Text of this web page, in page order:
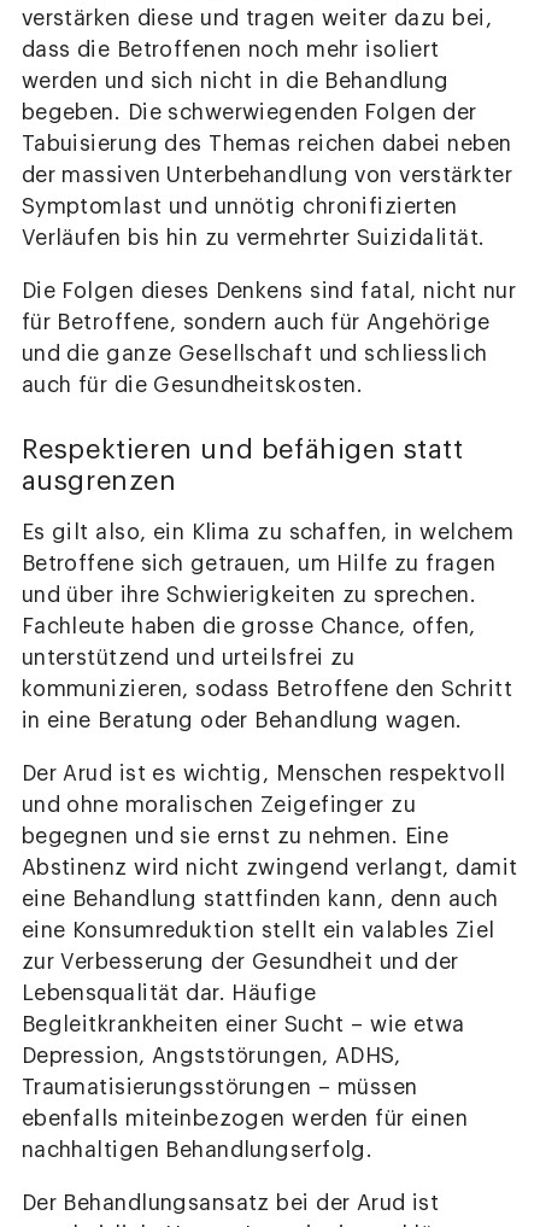
verstärken diese und tragen weiter dazu bei,
dass die Betroffenen noch mehr isoliert
werden und sich nicht in die Behandlung
begeben. Die schwerwiegenden Folgen der
Tabuisierung des Themas reichen dabei neben
der massiven Unterbehandlung von verstärkter
Symptomlast und unnötig chronifizierten
Verläufen bis hin zu vermehrter Suizidalität.
Die Folgen dieses Denkens sind fatal, nicht nur
für Betroffene, sondern auch für Angehörige
und die ganze Gesellschaft und schliesslich
auch für die Gesundheitskosten.
Respektieren und befähigen statt
ausgrenzen
Es gilt also, ein Klima zu schaffen, in welchem
Betroffene sich getrauen, um Hilfe zu fragen
und über ihre Schwierigkeiten zu sprechen.
Fachleute haben die grosse Chance, offen,
unterstützend und urteilsfrei zu
kommunizieren, sodass Betroffene den Schritt
in eine Beratung oder Behandlung wagen.
Der Arud ist es wichtig, Menschen respektvoll
und ohne moralischen Zeigefinger zu
begegnen und sie ernst zu nehmen. Eine
Abstinenz wird nicht zwingend verlangt, damit
eine Behandlung stattfinden kann, denn auch
eine Konsumreduktion stellt ein valables Ziel
zur Verbesserung der Gesundheit und der
Lebensqualität dar. Häufige
Begleitkrankheiten einer Sucht – wie etwa
Depression, Angststörungen, ADHS,
Traumatisierungsstörungen – müssen
ebenfalls miteinbezogen werden für einen
nachhaltigen Behandlungserfolg.
Der Behandlungsansatz bei der Arud ist